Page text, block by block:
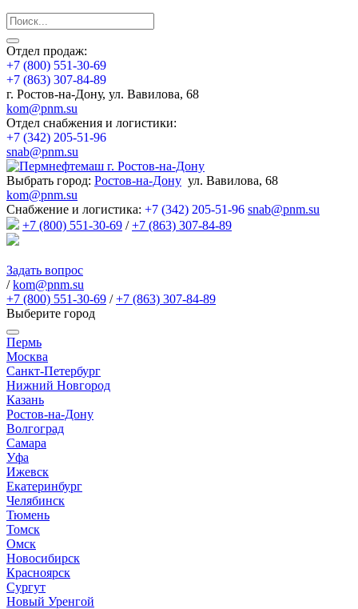
Отдел продаж:
+7 (800) 551-30-69
+7 (863) 307-84-89
г. Ростов-на-Дону, ул. Вавилова, 68
kom@pnm.su
Отдел снабжения и логистики:
+7 (342) 205-51-96
snab@pnm.su
Выбрать город: Ростов-на-Дону ул. Вавилова, 68
kom@pnm.su
Снабжение и логистика: +7 (342) 205-51-96 snab@pnm.su
+7 (800) 551-30-69 /+7 (863) 307-84-89
Задать вопрос
/kom@pnm.su
+7 (800) 551-30-69 /+7 (863) 307-84-89
Выберите город
Пермь
Москва
Санкт-Петербург
Нижний Новгород
Казань
Ростов-на-Дону
Волгоград
Самара
Уфа
Ижевск
Екатеринбург
Челябинск
Тюмень
Томск
Омск
Новосибирск
Красноярск
Сургут
Новый Уренгой